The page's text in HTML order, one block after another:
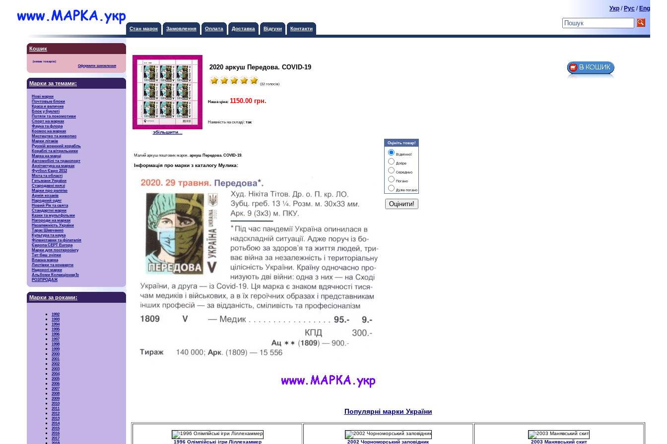
Стан марок Замовлення Оплата Доставка Відгуки Контакти
Укр / Pyc / Eng
Кошик
Оформити замовлення
Марки за темами:
Нові марки
Почтовые блоки
Краса и величие
Блок у буклеті
Потяги та локомотиви
Спорт на марках
Фауна та флора
Космос на марках
Мистецтво та живопис
Марки літаків
Русскiй воєнний корабль
Кораблі та вітрильники
Марка на марці
Автомобілі та транспорт
Архітектура на марках
Футбол Євро 2012
Міста та області
Гетьмани України
Стародавні князі
Марки про релігію
Армія козаків
Народний одяг
Новий Рік та свята
Стандартні марки
Казки та мультфільми
Нагороди на марках
Незалежність України
Тарас Шевченко
Культура та наука
Філвиставки та філателія
Європа CEPT Europa
Марки для посткросінгу
Тет-беш зчіпки
Власна марка
Листівки та конверти
Недорогі марки
Альбоми КолекціонерЪ
РОЗПРОДАЖ
Марки за роками:
1992
1993
1994
1995
1996
1997
1998
1999
2000
2001
2002
2003
2004
2005
2006
2007
2008
2009
2010
2011
2012
2013
2014
2015
2016
2017
збільшити...
2020 аркуш Передова. COVІD-19
(32 голосів)
Наша ціна: 1150.00 грн.
Наявність на складі: так
Малий аркуш поштових марок. аркуш Передова. COVІD-19.
Інформація про марки з каталогу Мулика:
Оцініть товар!
Відмінно!
Добре
Середньо
Погано
Дуже погано
Популярні марки України
1996 Олімпійські ігри Ліллехаммер 2002 Чорноморський заповідник 2003 Манявський скит